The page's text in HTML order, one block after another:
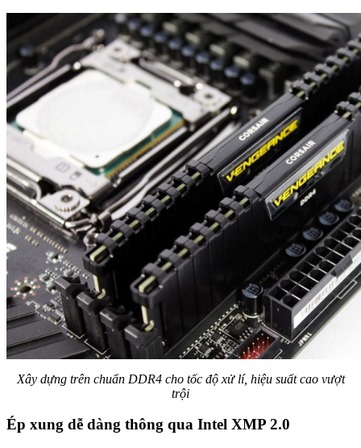
Xây dựng trên chuẩn DDR4 cho tốc độ xử lí, hiệu suất cao vượt
trội
Ép xung dễ dàng thông qua Intel XMP 2.0